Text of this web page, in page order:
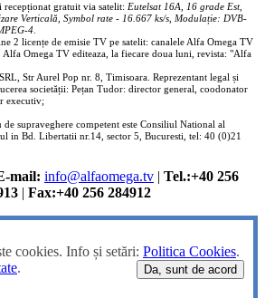
gratuit via satelit: Eutelsat 16A, 16 grade Est,
Verticală, Symbol rate - 16.667 ks/s, Modulație: DVB-
4
2 licențe de emisie TV pe satelit: canalele Alfa Omega TV
Omega TV editeaza, la fiecare doua luni, revista: "Alfa
Str Aurel Pop nr. 8, Timisoara. Reprezentant legal și
societății: Pețan Tudor: director general, coodonator
executiv;
supraveghere competent este Consiliul National al
in Bd. Libertatii nr.14, sector 5, Bucuresti, tel: 40 (0)21
mail: info@alfaomega.tv | Tel.:+40 256
| Fax:+40 256 284912
cookies. Info și setări: Politica Cookies.
. Da, sunt de acord